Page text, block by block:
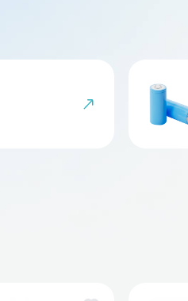
ненадлежащего качества